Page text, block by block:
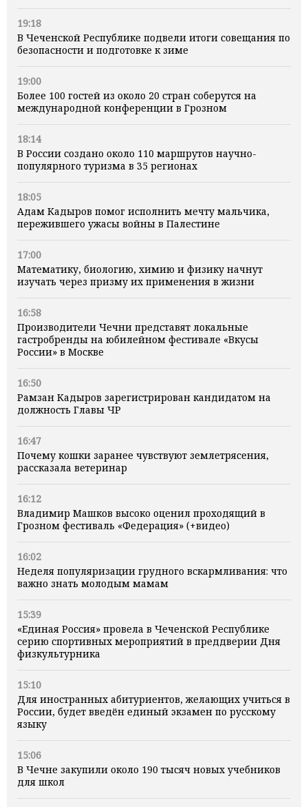
19:18
В Чеченской Республике подвели итоги совещания по
безопасности и подготовке к зиме
19:00
Более 100 гостей из около 20 стран соберутся на
международной конференции в Грозном
18:14
В России создано около 110 маршрутов научно-
популярного туризма в 35 регионах
18:05
Адам Кадыров помог исполнить мечту мальчика,
пережившего ужасы войны в Палестине
17:00
Математику, биологию, химию и физику начнут
изучать через призму их применения в жизни
16:58
Производители Чечни представят локальные
гастробренды на юбилейном фестивале «Вкусы
России» в Москве
16:50
Рамзан Кадыров зарегистрирован кандидатом на
должность Главы ЧР
16:47
Почему кошки заранее чувствуют землетрясения,
рассказала ветеринар
16:12
Владимир Машков высоко оценил проходящий в
Грозном фестиваль «Федерация» (+видео)
16:02
Неделя популяризации грудного вскармливания: что
важно знать молодым мамам
15:39
«Единая Россия» провела в Чеченской Республике
серию спортивных мероприятий в преддверии Дня
физкультурника
15:10
Для иностранных абитуриентов, желающих учиться в
России, будет введён единый экзамен по русскому
языку
15:06
В Чечне закупили около 190 тысяч новых учебников
для школ